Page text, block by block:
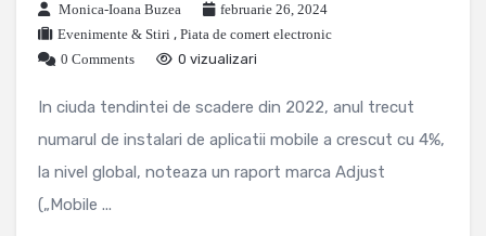
Monica-Ioana Buzea
februarie 26, 2024
Evenimente & Stiri , Piata de comert electronic
0 Comments
0 vizualizari
In ciuda tendintei de scadere din 2022, anul trecut
numarul de instalari de aplicatii mobile a crescut cu 4%,
la nivel global, noteaza un raport marca Adjust
(„Mobile ...